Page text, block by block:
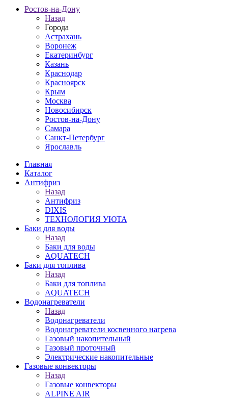
Ростов-на-Дону
Назад
Города
Астрахань
Воронеж
Екатеринбург
Казань
Краснодар
Красноярск
Крым
Москва
Новосибирск
Ростов-на-Дону
Самара
Санкт-Петербург
Ярославль
Главная
Каталог
Антифриз
Назад
Антифриз
DIXIS
ТЕХНОЛОГИЯ УЮТА
Баки для воды
Назад
Баки для воды
AQUATECH
Баки для топлива
Назад
Баки для топлива
AQUATECH
Водонагреватели
Назад
Водонагреватели
Водонагреватели косвенного нагрева
Газовый накопительный
Газовый проточный
Электрические накопительные
Газовые конвекторы
Назад
Газовые конвекторы
ALPINE AIR